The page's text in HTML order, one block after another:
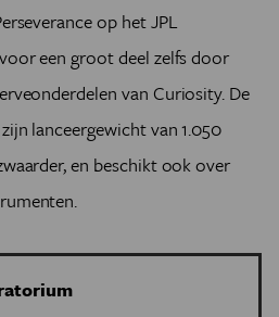
op het JPL
een groot deel zelfs door
van Curiosity. De
lanceergewicht van 1.050
en beschikt ook over